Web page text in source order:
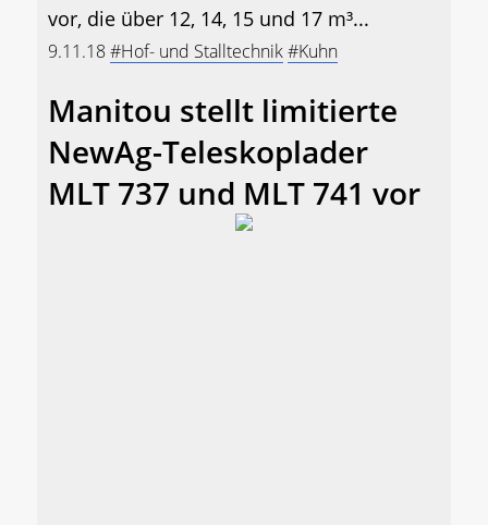
vor, die über 12, 14, 15 und 17 m³...
9.11.18#Hof- und Stalltechnik#Kuhn
Manitou stellt limitierte
NewAg-Teleskoplader
MLT 737 und MLT 741 vor